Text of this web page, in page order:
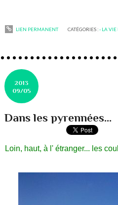
LIEN PERMANENT CATÉGORIES :- LA VIE
2013
09/05
Dans les pyrennées...
Loin, haut, à l' étranger... les